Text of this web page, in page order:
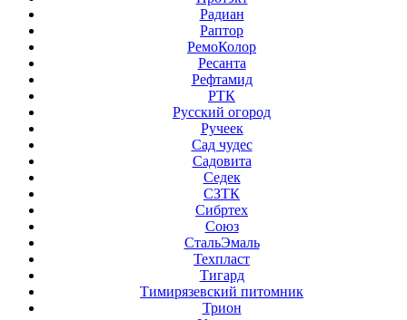
Радиан
Раптор
РемоКолор
Ресанта
Рефтамид
РТК
Русский огород
Ручеек
Сад чудес
Садовита
Седек
СЗТК
Сибртех
Союз
СтальЭмаль
Техпласт
Тигард
Тимирязевский питомник
Трион